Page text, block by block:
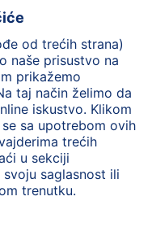
Hrana za bebe
HiPP tokom trudnoće
korišćenja
u Kontakt